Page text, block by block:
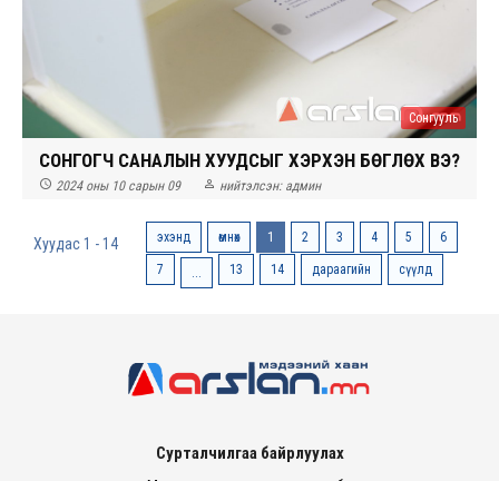
Сонгууль
СОНГОГЧ САНАЛЫН ХУУДСЫГ ХЭРХЭН БӨГЛӨХ ВЭ?
 2024 оны 10 сарын 09  нийтэлсэн: админ
Хуудас 1 - 14 эхэнд өмнөх 1 2 3 4 5 6
7 13 14 дараагийн сүүлд
Сурталчилгаа байрлуулах